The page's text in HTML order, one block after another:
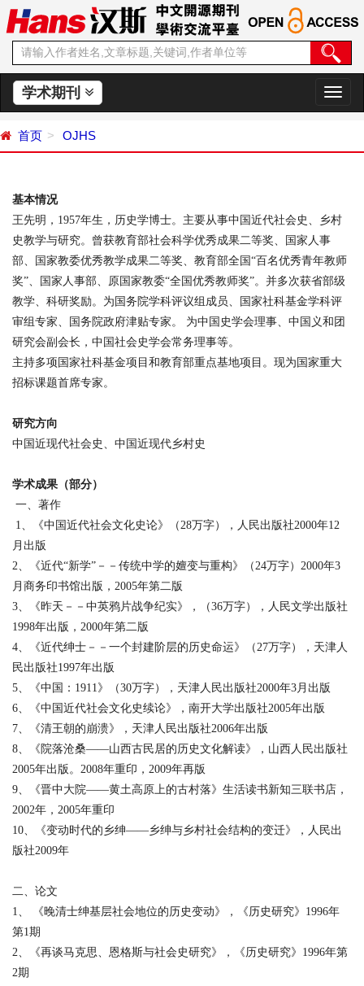
学术期刊
切
换
首页 OJHS
基本情况
王先明，1957年生，历史学博士。主要从事中国近代社会史、乡村
史教学与研究。曾获教育部社会科学优秀成果二等奖、国家人事
部、国家教委优秀教学成果二等奖、教育部全国“百名优秀青年教师
奖”、国家人事部、原国家教委“全国优秀教师奖”。并多次获省部级
教学、科研奖励。为国务院学科评议组成员、国家社科基金学科评
审组专家、国务院政府津贴专家。 为中国史学会理事、中国义和团
研究会副会长，中国社会史学会常务理事等。
主持多项国家社科基金项目和教育部重点基地项目。现为国家重大
招标课题首席专家。
研究方向
中国近现代社会史、中国近现代乡村史
学术成果（部分）
一、著作
1、《中国近代社会文化史论》（28万字），人民出版社2000年12
月出版
2、《近代“新学”－－传统中学的嬗变与重构》（24万字）2000年3
月商务印书馆出版，2005年第二版
3、《昨天－－中英鸦片战争纪实》，（36万字），人民文学出版社
1998年出版，2000年第二版
4、《近代绅士－－一个封建阶层的历史命运》（27万字），天津人
民出版社1997年出版
5、《中国：1911》（30万字），天津人民出版社2000年3月出版
6、《中国近代社会文化史续论》，南开大学出版社2005年出版
7、《清王朝的崩溃》，天津人民出版社2006年出版
8、《院落沧桑——山西古民居的历史文化解读》，山西人民出版社
2005年出版。2008年重印，2009年再版
9、《晋中大院——黄土高原上的古村落》生活读书新知三联书店，
2002年，2005年重印
10、《变动时代的乡绅——乡绅与乡村社会结构的变迁》，人民出
版社2009年
二、论文
1、 《晚清士绅基层社会地位的历史变动》，《历史研究》1996年
第1期
2、《再谈马克思、恩格斯与社会史研究》，《历史研究》1996年第
2期